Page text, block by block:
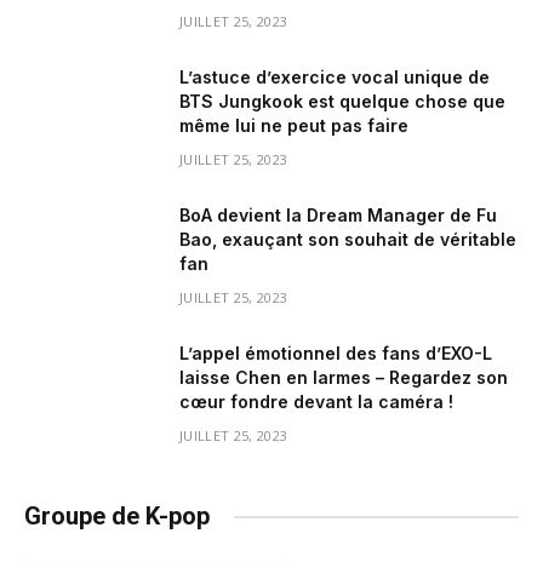
JUILLET 25, 2023
L’astuce d’exercice vocal unique de
BTS Jungkook est quelque chose que
même lui ne peut pas faire
JUILLET 25, 2023
BoA devient la Dream Manager de Fu
Bao, exauçant son souhait de véritable
fan
JUILLET 25, 2023
L’appel émotionnel des fans d’EXO-L
laisse Chen en larmes – Regardez son
cœur fondre devant la caméra !
JUILLET 25, 2023
Groupe de K-pop